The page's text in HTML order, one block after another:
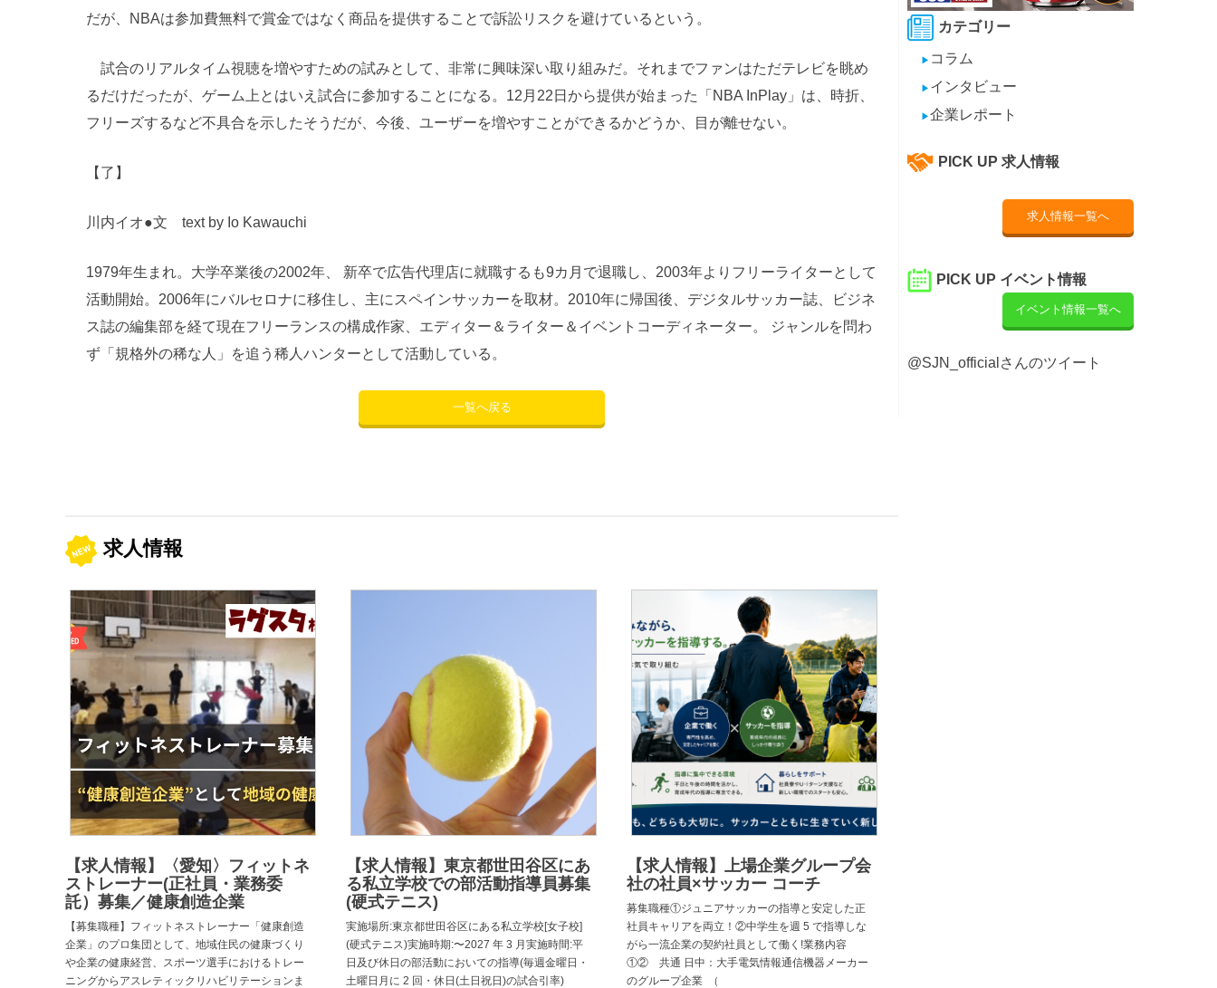
だが、NBAは参加費無料で賞金ではなく商品を提供することで訴訟リスクを避けているという。
試合のリアルタイム視聴を増やすための試みとして、非常に興味深い取り組みだ。それまでファンはただテレビを眺め
るだけだったが、ゲーム上とはいえ試合に参加することになる。12月22日から提供が始まった「NBA InPlay」は、時折、
フリーズするなど不具合を示したそうだが、今後、ユーザーを増やすことができるかどうか、目が離せない。
【了】
川内イオ●文 text by Io Kawauchi
1979年生まれ。大学卒業後の2002年、 新卒で広告代理店に就職するも9カ月で退職し、2003年よりフリーライターとして
活動開始。2006年にバルセロナに移住し、主にスペインサッカーを取材。2010年に帰国後、デジタルサッカー誌、ビジネ
ス誌の編集部を経て現在フリーランスの構成作家、エディター＆ライター＆イベントコーディネーター。 ジャンルを問わ
ず「規格外の稀な人」を追う稀人ハンターとして活動している。
一覧へ戻る
求人情報
【求人情報】〈愛知〉フィットネ
ストレーナー(正社員・業務委
託）募集／健康創造企業
【募集職種】フィットネストレーナー「健康創造
企業」のプロ集団として、地域住民の健康づくり
や企業の健康経営、スポーツ選手におけるトレー
ニングからアスレティックリハビリテーションま
【求人情報】東京都世田谷区にあ
る私立学校での部活動指導員募集
(硬式テニス)
実施場所:東京都世田谷区にある私立学校[女子校]
(硬式テニス)実施時期:〜2027 年 3 月実施時間:平
日及び休日の部活動においての指導(毎週金曜日・
土曜日月に 2 回・休日(土日祝日)の試合引率)
【求人情報】上場企業グループ会
社の社員×サッカー コーチ
募集職種①ジュニアサッカーの指導と安定した正
社員キャリアを両立！②中学生を週 5 で指導しな
がら一流企業の契約社員として働く!業務内容
①② 共通 日中：大手電気情報通信機器メーカー
のグループ企業 （
カテゴリー
▶ コラム
▶ インタビュー
▶企業レポート
PICK UP 求人情報
求人情報一覧へ
PICK UP イベント情報
イベント情報一覧へ
@SJN_officialさんのツイート